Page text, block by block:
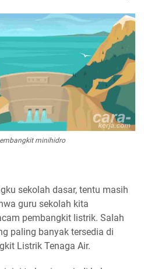
minihidro
sekolah dasar, tentu masih
guru sekolah kita
pembangkit listrik. Salah
paling banyak tersedia di
Listrik Tenaga Air.